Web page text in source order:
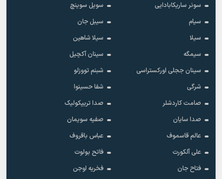
سونر ساریکابادایی
سویل سوینچ
سیام
سیبل جان
سیلا
سیلا شاهین
سیمگه
سینان آکچیل
سینان ججلی اورکستراسی
شبنم تووزلو
شرگی
شفا حسینوا
صامت کاردشلر
صدا تریپکولیک
صدا سایان
صفیه سویمان
عالم قاسموف
عباس باقروف
علی آلکورت
فاتح بولوت
فتاح جان
فخریه اوجن